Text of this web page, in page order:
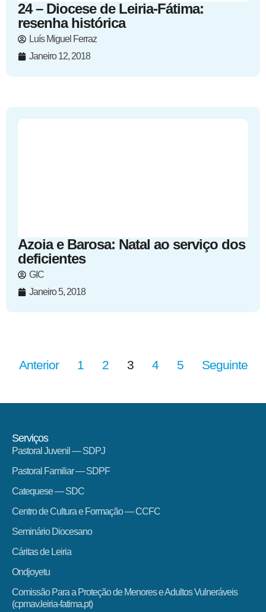
24 – Diocese de Leiria-Fátima:
resenha histórica
Luís Miguel Ferraz
Janeiro 12, 2018
Azoia e Barosa: Natal ao serviço dos
deficientes
GIC
Janeiro 5, 2018
Anterior 1 2 3 4 5 Seguinte
Serviços
Pastoral Juvenil — SDPJ
Pastoral Familiar — SDPF
Catequese — SDC
Centro de Cultura e Formação — CCFC
Seminário Diocesano
Cáritas de Leiria
Ondjoyetu
Comissão Para a Proteção de Menores e Adultos Vulneráveis
(cpmav.leiria-fatima.pt)